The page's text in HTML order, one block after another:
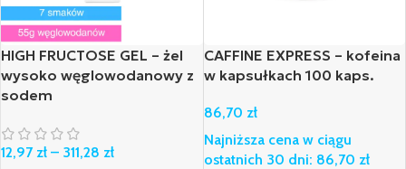
HIGH FRUCTOSE GEL – żel
wysoko węglowodanowy z
sodem
12,97 zł – 311,28 zł
CAFFINE EXPRESS – kofeina
w kapsułkach 100 kaps.
86,70 zł
Najniższa cena w ciągu
ostatnich 30 dni: 86,70 zł